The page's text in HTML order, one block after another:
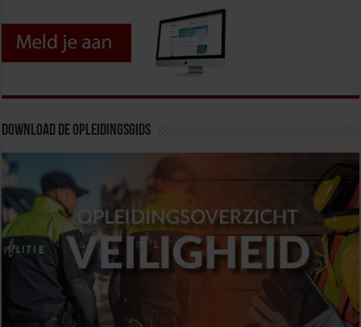
Download de opleidingsgids